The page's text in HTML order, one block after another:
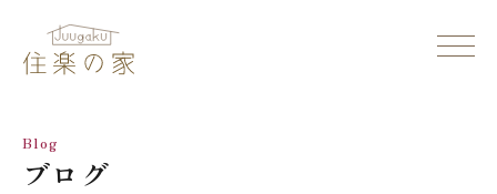
ブログ
Blog